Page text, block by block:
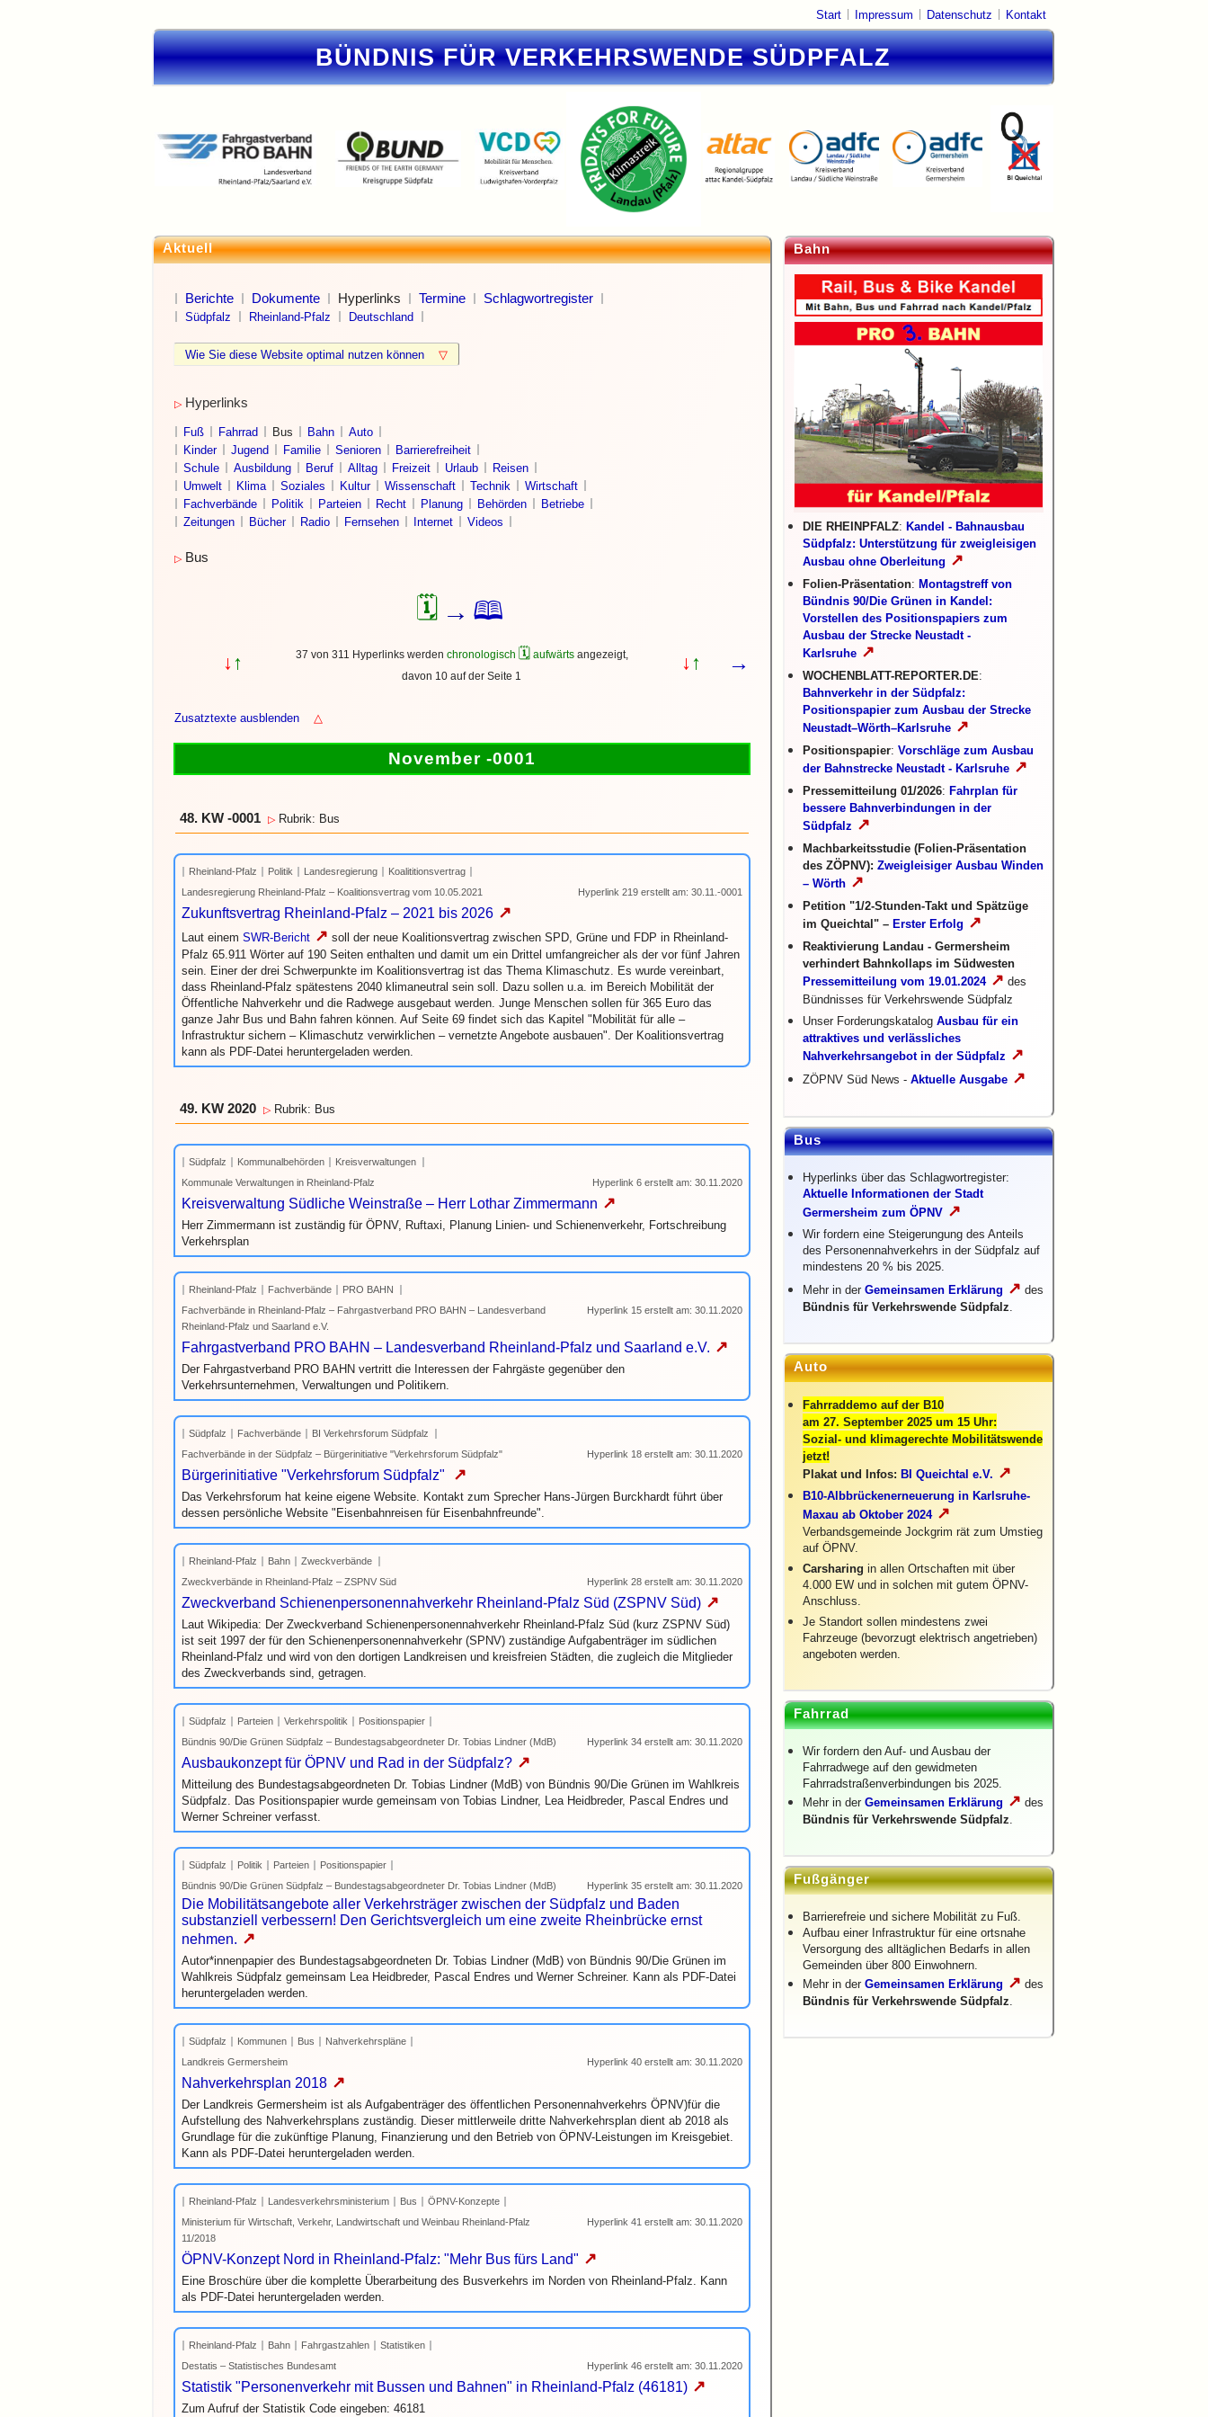
Start Impressum Datenschutz Kontakt
BÜNDNIS FÜR VERKEHRSWENDE SÜDPFALZ
Aktuell
Berichte Dokumente Hyperlinks Termine Schlagwortregister
Südpfalz Rheinland-Pfalz Deutschland
Wie Sie diese Website optimal nutzen können ▽
▷ Hyperlinks
Fuß Fahrrad Bus Bahn
Auto
Kinder
Jugend Familie Senioren
Barrierefreiheit
Schule
Ausbildung Beruf Alltag Freizeit Urlaub
Reisen
Umwelt
Klima Soziales Kultur Wissenschaft Technik
Wirtschaft
Fachverbände
Politik Parteien Recht Planung Behörden
Betriebe
Zeitungen
Bücher Radio Fernsehen Internet Videos
▷ Bus
🗓 → 🕮
↓ ↑ 37 von 311 Hyperlinks werden chronologisch 🗓 aufwärtsangezeigt,
davon 10 auf der Seite 1
↓ ↑ →
Zusatztexte ausblenden △
November -0001
48. KW -0001 ▷ Rubrik: Bus
Rheinland-Pfalz Politik Landesregierung
Koalititionsvertrag
Landesregierung Rheinland-Pfalz – Koalitionsvertrag vom 10.05.2021
Hyperlink 219 erstellt am: 30.11.-0001
Zukunftsvertrag Rheinland-Pfalz – 2021 bis 2026 ↗
Laut einem SWR-Bericht ↗ soll der neue Koalitionsvertrag zwischen SPD, Grüne und FDP in Rheinland-
Pfalz 65.911 Wörter auf 190 Seiten enthalten und damit um ein Drittel umfangreicher als der vor fünf Jahren
sein. Einer der drei Schwerpunkte im Koalitionsvertrag ist das Thema Klimaschutz. Es wurde vereinbart,
dass Rheinland-Pfalz spätestens 2040 klimaneutral sein soll. Dazu sollen u.a. im Bereich Mobilität der
Öffentliche Nahverkehr und die Radwege ausgebaut werden. Junge Menschen sollen für 365 Euro das
ganze Jahr Bus und Bahn fahren können. Auf Seite 69 findet sich das Kapitel "Mobilität für alle –
Infrastruktur sichern – Klimaschutz verwirklichen – vernetzte Angebote ausbauen". Der Koalitionsvertrag
kann als PDF-Datei heruntergeladen werden.
49. KW 2020 ▷ Rubrik: Bus
Südpfalz Kommunalbehörden
Kreisverwaltungen
Kommunale Verwaltungen in Rheinland-Pfalz
Hyperlink 6 erstellt am: 30.11.2020
Kreisverwaltung Südliche Weinstraße – Herr Lothar Zimmermann ↗
Herr Zimmermann ist zuständig für ÖPNV, Ruftaxi, Planung Linien- und Schienenverkehr, Fortschreibung
Verkehrsplan
Rheinland-Pfalz Fachverbände
PRO BAHN
Fachverbände in Rheinland-Pfalz – Fahrgastverband PRO BAHN – Landesverband
Rheinland-Pfalz und Saarland e.V.
Hyperlink 15 erstellt am: 30.11.2020
Fahrgastverband PRO BAHN – Landesverband Rheinland-Pfalz und Saarland e.V. ↗
Der Fahrgastverband PRO BAHN vertritt die Interessen der Fahrgäste gegenüber den
Verkehrsunternehmen, Verwaltungen und Politikern.
Südpfalz Fachverbände
BI Verkehrsforum Südpfalz
Fachverbände in der Südpfalz – Bürgerinitiative "Verkehrsforum Südpfalz"
Hyperlink 18 erstellt am: 30.11.2020
Bürgerinitiative "Verkehrsforum Südpfalz" ↗
Das Verkehrsforum hat keine eigene Website. Kontakt zum Sprecher Hans-Jürgen Burckhardt führt über
dessen persönliche Website "Eisenbahnreisen für Eisenbahnfreunde".
Rheinland-Pfalz Bahn
Zweckverbände
Zweckverbände in Rheinland-Pfalz – ZSPNV Süd
Hyperlink 28 erstellt am: 30.11.2020
Zweckverband Schienenpersonennahverkehr Rheinland-Pfalz Süd (ZSPNV Süd) ↗
Laut Wikipedia: Der Zweckverband Schienenpersonennahverkehr Rheinland-Pfalz Süd (kurz ZSPNV Süd)
ist seit 1997 der für den Schienenpersonennahverkehr (SPNV) zuständige Aufgabenträger im südlichen
Rheinland-Pfalz und wird von den dortigen Landkreisen und kreisfreien Städten, die zugleich die Mitglieder
des Zweckverbands sind, getragen.
Südpfalz Parteien Verkehrspolitik
Positionspapier
Bündnis 90/Die Grünen Südpfalz – Bundestagsabgeordneter Dr. Tobias Lindner (MdB)
Hyperlink 34 erstellt am: 30.11.2020
Ausbaukonzept für ÖPNV und Rad in der Südpfalz? ↗
Mitteilung des Bundestagsabgeordneten Dr. Tobias Lindner (MdB) von Bündnis 90/Die Grünen im Wahlkreis
Südpfalz. Das Positionspapier wurde gemeinsam von Tobias Lindner, Lea Heidbreder, Pascal Endres und
Werner Schreiner verfasst.
Südpfalz Politik Parteien
Positionspapier
Bündnis 90/Die Grünen Südpfalz – Bundestagsabgeordneter Dr. Tobias Lindner (MdB)
Hyperlink 35 erstellt am: 30.11.2020
Die Mobilitätsangebote aller Verkehrsträger zwischen der Südpfalz und Baden
substanziell verbessern! Den Gerichtsvergleich um eine zweite Rheinbrücke ernst
nehmen. ↗
Autor*innenpapier des Bundestagsabgeordneten Dr. Tobias Lindner (MdB) von Bündnis 90/Die Grünen im
Wahlkreis Südpfalz gemeinsam Lea Heidbreder, Pascal Endres und Werner Schreiner. Kann als PDF-Datei
heruntergeladen werden.
Südpfalz Kommunen Bus
Nahverkehrspläne
Landkreis Germersheim
Hyperlink 40 erstellt am: 30.11.2020
Nahverkehrsplan 2018 ↗
Der Landkreis Germersheim ist als Aufgabenträger des öffentlichen Personennahverkehrs ÖPNV)für die
Aufstellung des Nahverkehrsplans zuständig. Dieser mittlerweile dritte Nahverkehrsplan dient ab 2018 als
Grundlage für die zukünftige Planung, Finanzierung und den Betrieb von ÖPNV-Leistungen im Kreisgebiet.
Kann als PDF-Datei heruntergeladen werden.
Rheinland-Pfalz Landesverkehrsministerium Bus
ÖPNV-Konzepte
Ministerium für Wirtschaft, Verkehr, Landwirtschaft und Weinbau Rheinland-Pfalz
11/2018
Hyperlink 41 erstellt am: 30.11.2020
ÖPNV-Konzept Nord in Rheinland-Pfalz: "Mehr Bus fürs Land" ↗
Eine Broschüre über die komplette Überarbeitung des Busverkehrs im Norden von Rheinland-Pfalz. Kann
als PDF-Datei heruntergeladen werden.
Rheinland-Pfalz Bahn Fahrgastzahlen
Statistiken
Destatis – Statistisches Bundesamt
Hyperlink 46 erstellt am: 30.11.2020
Statistik "Personenverkehr mit Bussen und Bahnen" in Rheinland-Pfalz (46181) ↗
Zum Aufruf der Statistik Code eingeben: 46181
Bahn
DIE RHEINPFALZ: Kandel - Bahnausbau
Südpfalz: Unterstützung für zweigleisigen
Ausbau ohne Oberleitung ↗
Folien-Präsentation: Montagstreff von
Bündnis 90/Die Grünen in Kandel:
Vorstellen des Positionspapiers zum
Ausbau der Strecke Neustadt -
Karlsruhe ↗
WOCHENBLATT-REPORTER.DE:
Bahnverkehr in der Südpfalz:
Positionspapier zum Ausbau der Strecke
Neustadt–Wörth–Karlsruhe ↗
Positionspapier: Vorschläge zum Ausbau
der Bahnstrecke Neustadt - Karlsruhe ↗
Pressemitteilung 01/2026: Fahrplan für
bessere Bahnverbindungen in der
Südpfalz ↗
Machbarkeitsstudie (Folien-Präsentation
des ZÖPNV): Zweigleisiger Ausbau Winden
– Wörth ↗
Petition "1/2-Stunden-Takt und Spätzüge
im Queichtal" – Erster Erfolg ↗
Reaktivierung Landau - Germersheim
verhindert Bahnkollaps im Südwesten
Pressemitteilung vom 19.01.2024↗ des
Bündnisses für Verkehrswende Südpfalz
Unser Forderungskatalog Ausbau für ein
attraktives und verlässliches
Nahverkehrsangebot in der Südpfalz ↗
ZÖPNV Süd News - Aktuelle Ausgabe ↗
Bus
Hyperlinks über das Schlagwortregister:
Aktuelle Informationen der Stadt
Germersheim zum ÖPNV ↗
Wir fordern eine Steigerungung des Anteils
des Personennahverkehrs in der Südpfalz auf
mindestens 20 % bis 2025.
Mehr in der Gemeinsamen Erklärung ↗ des
Bündnis für Verkehrswende Südpfalz.
Auto
Fahrraddemo auf der B10
am 27. September 2025 um 15 Uhr:
Sozial- und klimagerechte Mobilitätswende
jetzt!
Plakat und Infos: BI Queichtal e.V. ↗
B10-Albbrückenerneuerung in Karlsruhe-
Maxau ab Oktober 2024↗
Verbandsgemeinde Jockgrim rät zum Umstieg
auf ÖPNV.
Carsharing in allen Ortschaften mit über
4.000 EW und in solchen mit gutem ÖPNV-
Anschluss.
Je Standort sollen mindestens zwei
Fahrzeuge (bevorzugt elektrisch angetrieben)
angeboten werden.
Fahrrad
Wir fordern den Auf- und Ausbau der
Fahrradwege auf den gewidmeten
Fahrradstraßenverbindungen bis 2025.
Mehr in der Gemeinsamen Erklärung ↗ des
Bündnis für Verkehrswende Südpfalz.
Fußgänger
Barrierefreie und sichere Mobilität zu Fuß.
Aufbau einer Infrastruktur für eine ortsnahe
Versorgung des alltäglichen Bedarfs in allen
Gemeinden über 800 Einwohnern.
Mehr in der Gemeinsamen Erklärung ↗ des
Bündnis für Verkehrswende Südpfalz.